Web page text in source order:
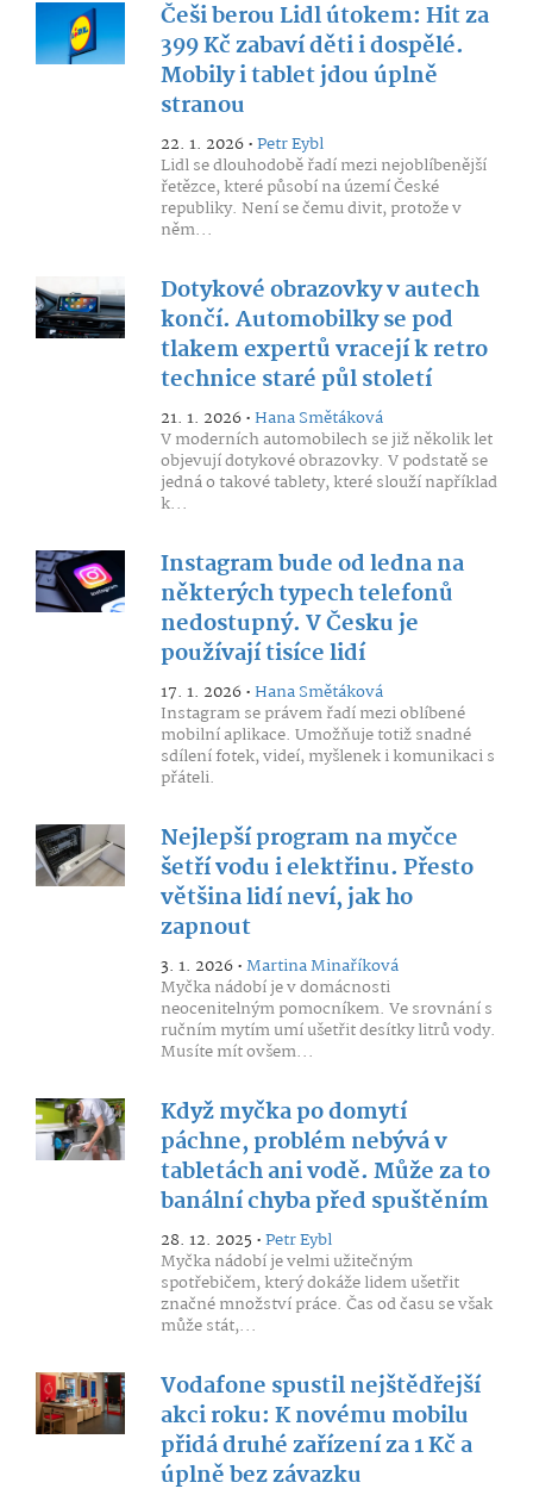
Češi berou Lidl útokem: Hit za
399 Kč zabaví děti i dospělé.
Mobily i tablet jdou úplně
stranou
22. 1. 2026 •Petr Eybl
Lidl se dlouhodobě řadí mezi nejoblíbenější
řetězce, které působí na území České
republiky. Není se čemu divit, protože v
něm...
Dotykové obrazovky v autech
končí. Automobilky se pod
tlakem expertů vracejí k retro
technice staré půl století
21. 1. 2026 •Hana Smětáková
V moderních automobilech se již několik let
objevují dotykové obrazovky. V podstatě se
jedná o takové tablety, které slouží například
k...
Instagram bude od ledna na
některých typech telefonů
nedostupný. V Česku je
používají tisíce lidí
17. 1. 2026 •Hana Smětáková
Instagram se právem řadí mezi oblíbené
mobilní aplikace. Umožňuje totiž snadné
sdílení fotek, videí, myšlenek i komunikaci s
přáteli.
Nejlepší program na myčce
šetří vodu i elektřinu. Přesto
většina lidí neví, jak ho
zapnout
3. 1. 2026 •Martina Minaříková
Myčka nádobí je v domácnosti
neocenitelným pomocníkem. Ve srovnání s
ručním mytím umí ušetřit desítky litrů vody.
Musíte mít ovšem...
Když myčka po domytí
páchne, problém nebývá v
tabletách ani vodě. Může za to
banální chyba před spuštěním
28. 12. 2025 •Petr Eybl
Myčka nádobí je velmi užitečným
spotřebičem, který dokáže lidem ušetřit
značné množství práce. Čas od času se však
může stát,...
Vodafone spustil nejštědřejší
akci roku: K novému mobilu
přidá druhé zařízení za 1 Kč a
úplně bez závazku